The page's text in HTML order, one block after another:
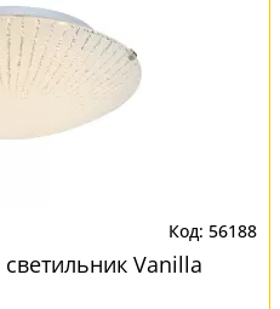
56188
Vanilla